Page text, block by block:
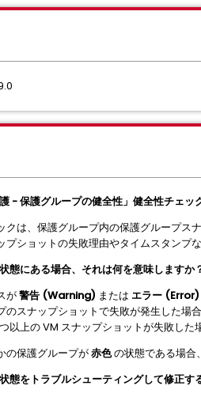
- 保護グループの健全性」健全性チェッ
クは、保護グループ内の保護グループス
プショットの失敗理由やタイムスタンプ
態にある場合、それは何を意味しますか
が警告 (Warning) または エラー (Error)
のスナップショットで失敗が発生した場
以上の VM スナップショットが失敗した
の保護グループが赤色の状態である場合
態をトラブルシューティングして修正す